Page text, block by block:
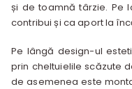
și de toamnă târzie. Pe
contribui și ca aport la
Pe lângă design-ul
prin cheltuielile scăzute
de asemenea este